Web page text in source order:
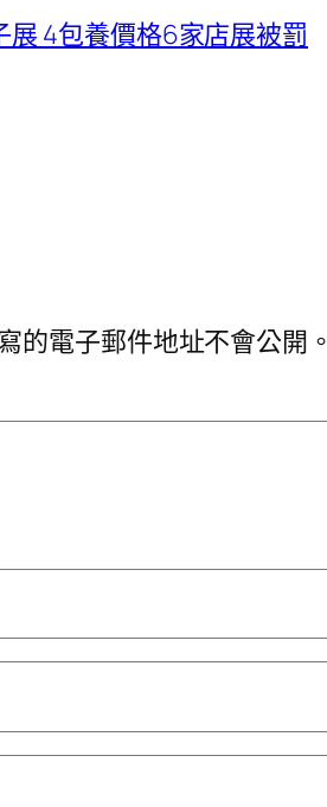
展 4包養價格6家店展被罰
的電子郵件地址不會公開。